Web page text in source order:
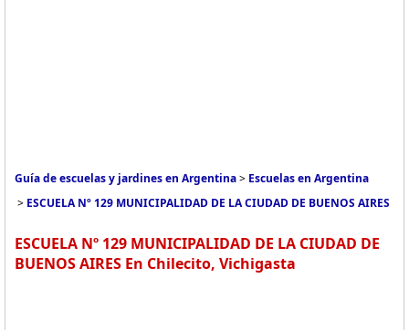
Guía de escuelas y jardines en Argentina> Escuelas en Argentina
> ESCUELA Nº 129 MUNICIPALIDAD DE LA CIUDAD DE BUENOS AIRES
ESCUELA Nº 129 MUNICIPALIDAD DE LA CIUDAD DE
BUENOS AIRES En Chilecito, Vichigasta